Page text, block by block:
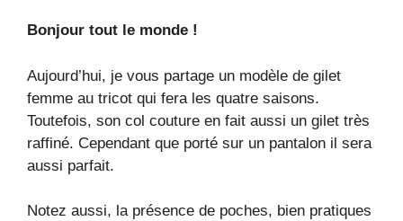
Bonjour tout le monde !
Aujourd’hui, je vous partage un modèle de gilet
femme au tricot qui fera les quatre saisons.
Toutefois, son col couture en fait aussi un gilet très
raffiné. Cependant que porté sur un pantalon il sera
aussi parfait.
Notez aussi, la présence de poches, bien pratiques